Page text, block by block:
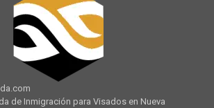
de Inmigración para Visados en Nueva